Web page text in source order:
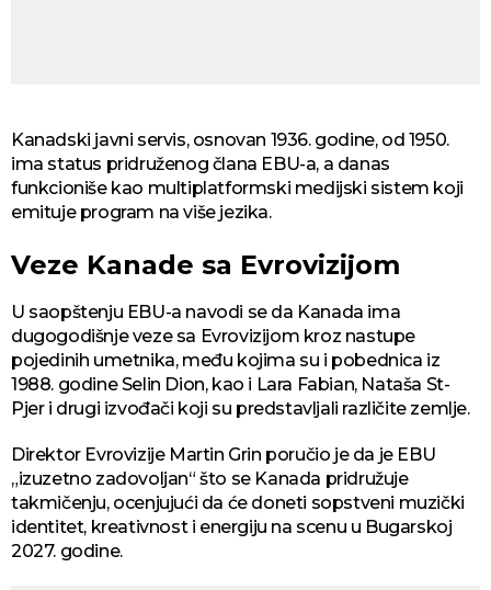
Kanadski javni servis, osnovan 1936. godine, od 1950.
ima status pridruženog člana EBU-a, a danas
funkcioniše kao multiplatformski medijski sistem koji
emituje program na više jezika.
Veze Kanade sa Evrovizijom
U saopštenju EBU-a navodi se da Kanada ima
dugogodišnje veze sa Evrovizijom kroz nastupe
pojedinih umetnika, među kojima su i pobednica iz
1988. godine Selin Dion, kao i Lara Fabian, Nataša St-
Pjer i drugi izvođači koji su predstavljali različite zemlje.
Direktor Evrovizije Martin Grin poručio je da je EBU
„izuzetno zadovoljan“ što se Kanada pridružuje
takmičenju, ocenjujući da će doneti sopstveni muzički
identitet, kreativnost i energiju na scenu u Bugarskoj
2027. godine.